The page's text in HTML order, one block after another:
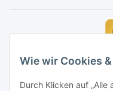
Wie wir Cookies
Durch Klicken auf „Alle